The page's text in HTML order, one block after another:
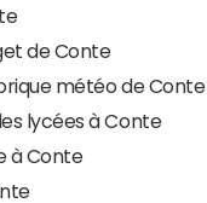
de Conte
météo de Conte
lycées à Conte
à Conte